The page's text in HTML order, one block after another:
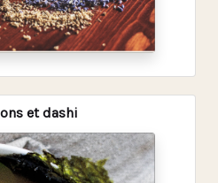
et dashi